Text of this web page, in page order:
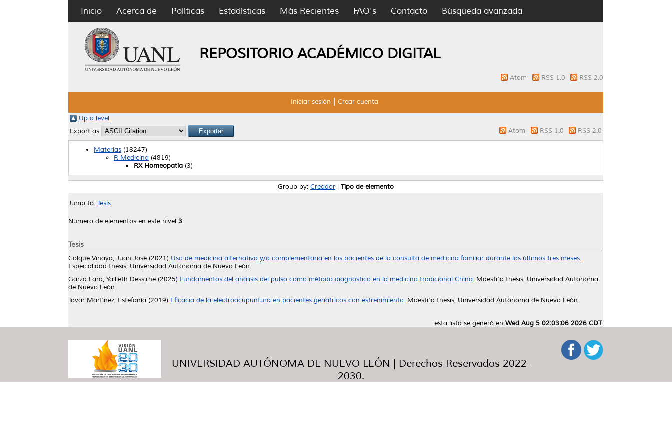
Inicio Acerca de Políticas Estadísticas Más Recientes FAQ's Contacto Búsqueda avanzada
REPOSITORIO ACADÉMICO DIGITAL
Atom RSS 1.0 RSS 2.0
Iniciar sesión Crear cuenta
Up a level
Export as
Atom RSS 1.0 RSS 2.0
Materias (18247)
R Medicina (4819)
RX Homeopatía (3)
Group by: Creador Tipo de elemento
Jump to: Tesis
Número de elementos en este nivel 3.
Tesis
Colque Vinaya, Juan José (2021) Uso de medicina alternativa y/o complementaria en los pacientes de la consulta de medicina familiar durante los últimos tres meses.
Especialidad thesis, Universidad Autónoma de Nuevo León.
Garza Lara, Yallieth Dessirhe (2025) Fundamentos del análisis del pulso como método diagnóstico en la medicina tradicional China. Maestría thesis, Universidad Autónoma
de Nuevo León.
Tovar Martínez, Estefanía (2019) Eficacia de la electroacupuntura en pacientes geriatricos con estreñimiento. Maestría thesis, Universidad Autónoma de Nuevo León.
esta lista se generó en Wed Aug 5 02:03:06 2026 CDT.
UNIVERSIDAD AUTÓNOMA DE NUEVO LEÓN | Derechos Reservados 2022-
2030.